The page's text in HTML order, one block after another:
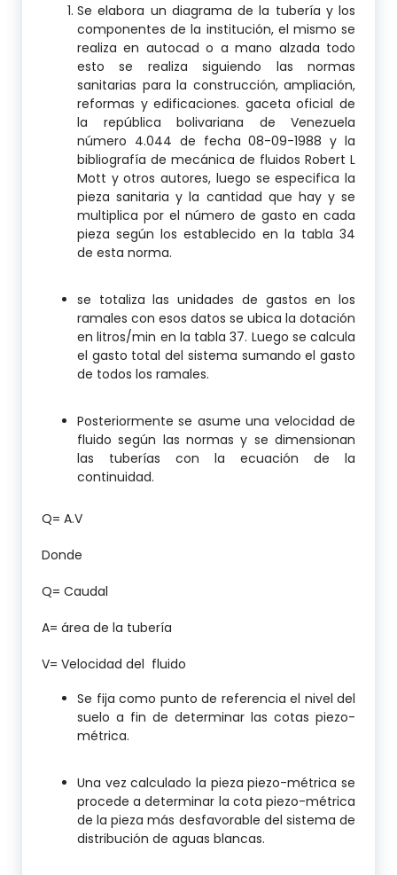
Se elabora un diagrama de la tubería y los
componentes de la institución, el mismo se
realiza en autocad o a mano alzada todo
esto se realiza siguiendo las normas
sanitarias para la construcción, ampliación,
reformas y edificaciones. gaceta oficial de
la república bolivariana de Venezuela
número 4.044 de fecha 08-09-1988 y la
bibliografía de mecánica de fluidos Robert L
Mott y otros autores, luego se especifica la
pieza sanitaria y la cantidad que hay y se
multiplica por el número de gasto en cada
pieza según los establecido en la tabla 34
de esta norma.
se totaliza las unidades de gastos en los
ramales con esos datos se ubica la dotación
en litros/min en la tabla 37. Luego se calcula
el gasto total del sistema sumando el gasto
de todos los ramales.
Posteriormente se asume una velocidad de
fluido según las normas y se dimensionan
las tuberías con la ecuación de la
continuidad.
Q= A.V
Donde
Q= Caudal
A= área de la tubería
V= Velocidad del fluido
Se fija como punto de referencia el nivel del
suelo a fin de determinar las cotas piezo-
métrica.
Una vez calculado la pieza piezo-métrica se
procede a determinar la cota piezo-métrica
de la pieza más desfavorable del sistema de
distribución de aguas blancas.